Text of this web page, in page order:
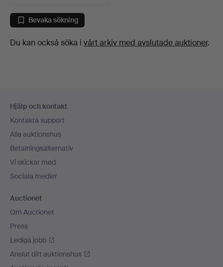
Bevaka sökning
Du kan också söka i vårt arkiv med avslutade auktioner.
Hjälp och kontakt
Kontakta support
Alla auktionshus
Betalningsalternativ
Vi skickar med
Sociala medier
Auctionet
Om Auctionet
Press
Lediga jobb
Anslut ditt auktionshus